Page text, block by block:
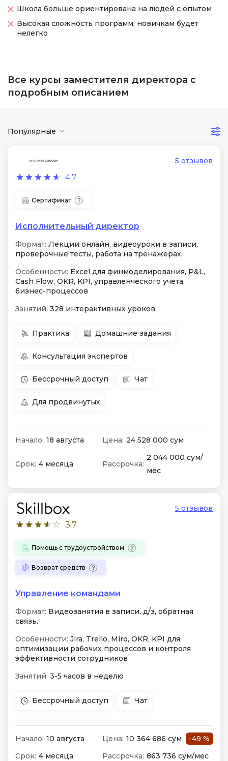
Школа больше ориентирована на людей с опытом
Высокая сложность программ, новичкам будет
нелегко
Все курсы заместителя директора с
подробным описанием
Популярные
4.7
5 отзывов
Сертификат
Исполнительный директор
Формат: Лекции онлайн, видеоуроки в записи,
проверочные тесты, работа на тренажерах.
Особенности: Excel для финмоделирования, P&L,
Cash Flow, OKR, KPI, управленческого учета,
бизнес-процессов
Занятий: 328 интерактивных уроков
Практика Домашние задания
Консультация экспертов
Бессрочный доступ Чат
Для продвинутых
Начало: 18 августа Цена: 24 528 000 сум
Срок: 4 месяца Рассрочка:
2 044 000 сум/
мес
3.7
5 отзывов
Помощь с трудоустройством
Возврат средств
Управление командами
Формат: Видеозанятия в записи, д/з, обратная
связь.
Особенности: Jira, Trello, Miro, OKR, KPI для
оптимизации рабочих процессов и контроля
эффективности сотрудников
Занятий: 3-5 часов в неделю
Бессрочный доступ Чат
Начало: 10 августа Цена: 10 364 686 сум
-49 %
Срок: 4 месяца Рассрочка: 863 736 сум/мес